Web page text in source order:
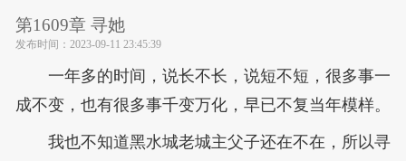
第1609章 寻她
发布时间： 2023-09-11 23:45:39
一年多的时间，说长不长，说短不短，很多事一
成不变，也有很多事千变万化，早已不复当年模样。
我也不知道黑水城老城主父子还在不在，所以寻